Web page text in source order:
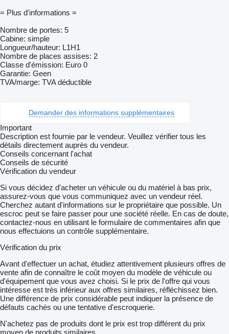
= Plus d'informations =
Nombre de portes: 5
Cabine: simple
Longueur/hauteur: L1H1
Nombre de places assises: 2
Classe d'émission: Euro 0
Garantie: Geen
TVA/marge: TVA déductible
Demander des informations supplémentaires
Important
Description est fournie par le vendeur. Veuillez vérifier tous les
détails directement auprès du vendeur.
Conseils concernant l'achat
Conseils de sécurité
Vérification du vendeur
Si vous décidez d'acheter un véhicule ou du matériel à bas prix,
assurez-vous que vous communiquez avec un vendeur réel.
Cherchez autant d'informations sur le propriétaire que possible. Un
escroc peut se faire passer pour une société réelle. En cas de doute,
contactez-nous en utilisant le formulaire de commentaires afin que
nous effectuions un contrôle supplémentaire.
Vérification du prix
Avant d'effectuer un achat, étudiez attentivement plusieurs offres de
vente afin de connaître le coût moyen du modèle de véhicule ou
d'équipement que vous avez choisi. Si le prix de l'offre qui vous
intéresse est très inférieur aux offres similaires, réfléchissez bien.
Une différence de prix considérable peut indiquer la présence de
défauts cachés ou une tentative d'escroquerie.
N'achetez pas de produits dont le prix est trop différent du prix
moyen de produits similaires.